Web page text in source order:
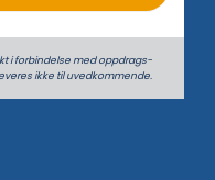
i forbindelse med oppdrags­
ikke til uvedkommende.